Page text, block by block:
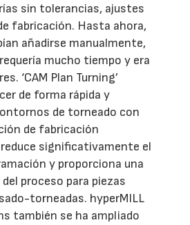
sin tolerancias, ajustes
fabricación. Hasta ahora,
añadirse manualmente,
mucho tiempo y era
‘CAM Plan Turning’
de forma rápida y
de torneado con
de fabricación
significativamente el
y proporciona una
proceso para piezas
torneadas. hyperMILL
también se ha ampliado